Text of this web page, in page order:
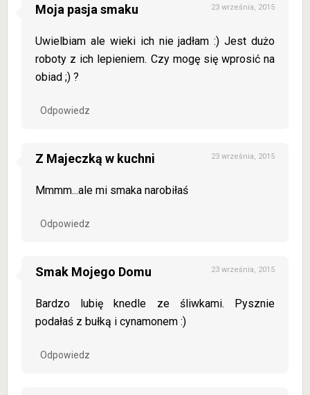
Moja pasja smaku 23 września, 2015
Uwielbiam ale wieki ich nie jadłam :) Jest dużo
roboty z ich lepieniem. Czy mogę się wprosić na
obiad ;) ?
Odpowiedz
Z Majeczką w kuchni 23 września, 2015
Mmmm...ale mi smaka narobiłaś
Odpowiedz
Smak Mojego Domu 23 września, 2015
Bardzo lubię knedle ze śliwkami. Pysznie
podałaś z bułką i cynamonem :)
Odpowiedz